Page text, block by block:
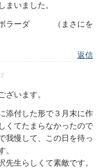
まいました。
ボラーダ （まさにを
返信
ざいます。
添付した形で３月末に作
くてたまらなかったので
我慢して、この日を待っ
。
生らしくて素敵です。